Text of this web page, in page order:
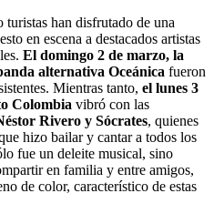
turistas han disfrutado de una
en escena a destacados artistas
El domingo 2 de marzo, la
alternativa Oceánica fueron
Mientras tanto, el lunes 3
Colombia vibró con las
Rivero y Sócrates, quienes
hizo bailar y cantar a todos los
fue un deleite musical, sino
en familia y entre amigos,
de color, característico de estas